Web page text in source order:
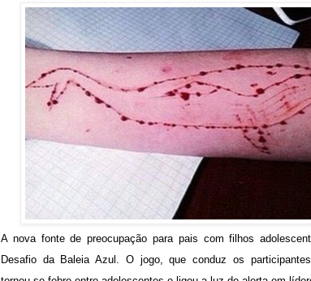
A nova fonte de preocupação para pais com filhos
Desafio da Baleia Azul. O jogo, que conduz os